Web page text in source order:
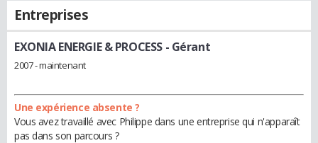
Entreprises
EXONIA ENERGIE & PROCESS- Gérant
2007 - maintenant
Une expérience absente ?
Vous avez travaillé avec Philippe dans une entreprise qui n'apparaît
pas dans son parcours ?